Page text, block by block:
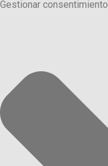
Gestionar consentimiento